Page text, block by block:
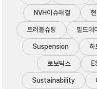
NVH이슈해결
트러블슈팅 필드데
Suspension 하
로보틱스
Sustainability